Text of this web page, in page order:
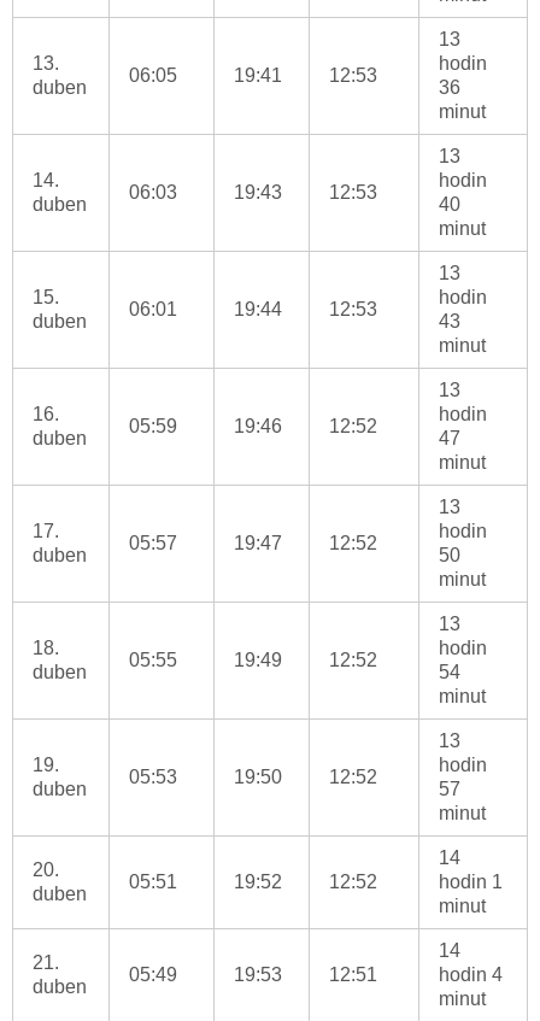
13.
duben
06:05 19:41 12:53
13
hodin
36
minut
14.
duben
06:03 19:43 12:53
13
hodin
40
minut
15.
duben
06:01 19:44 12:53
13
hodin
43
minut
16.
duben
05:59 19:46 12:52
13
hodin
47
minut
17.
duben
05:57 19:47 12:52
13
hodin
50
minut
18.
duben
05:55 19:49 12:52
13
hodin
54
minut
19.
duben
05:53 19:50 12:52
13
hodin
57
minut
20.
duben
05:51 19:52 12:52
14
hodin 1
minut
21.
duben
05:49 19:53 12:51
14
hodin 4
minut